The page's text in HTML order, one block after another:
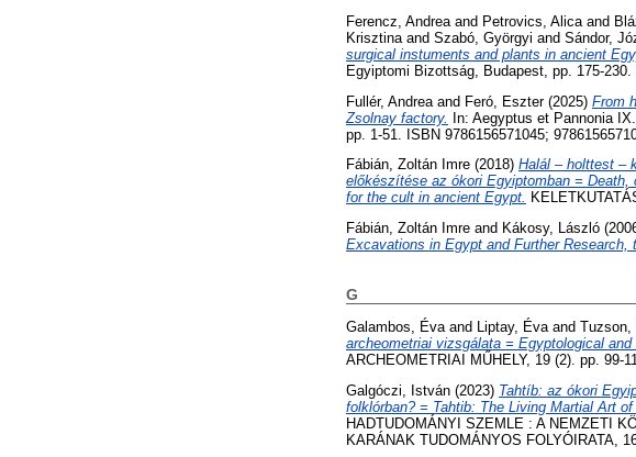
Ferencz, Andrea and Petrovics, Alica and
Krisztina and Szabó, Györgyi and Sándor,
surgical instuments and plants in ancient
Egyiptomi Bizottság, Budapest, pp. 175-230.
Fullér, Andrea and Feró, Eszter(2025) From
Zsolnay factory. In: Aegyptus et Pannonia
pp. 1-51. ISBN 9786156571045;
Fábián, Zoltán Imre (2018) Halál – holttest –
előkészítése az ókori Egyiptomban = Death,
for the cult in ancient Egypt.
Fábián, Zoltán Imre and Kákosy, László
Excavations in Egypt and Further Research,
G
Galambos, Éva and Liptay, Éva and Tuzson,
archeometriai vizsgálata = Egyptological
ARCHEOMETRIAI MŰHELY, 19 (2). pp. 99-
Galgóczi, István (2023) Tahtíb: az ókori
folklórban? = Tahtib: The Living Martial Art
HADTUDOMÁNYI SZEMLE : A NEMZETI
KARÁNAK TUDOMÁNYOS FOLYÓIRATA,